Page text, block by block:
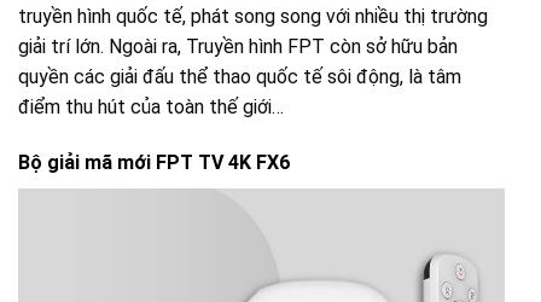
truyền hình quốc tế, phát song song với nhiều thị trường
giải trí lớn. Ngoài ra, Truyền hình FPT còn sở hữu bản
quyền các giải đấu thể thao quốc tế sôi động, là tâm
điểm thu hút của toàn thế giới…
Bộ giải mã mới FPT TV 4K FX6